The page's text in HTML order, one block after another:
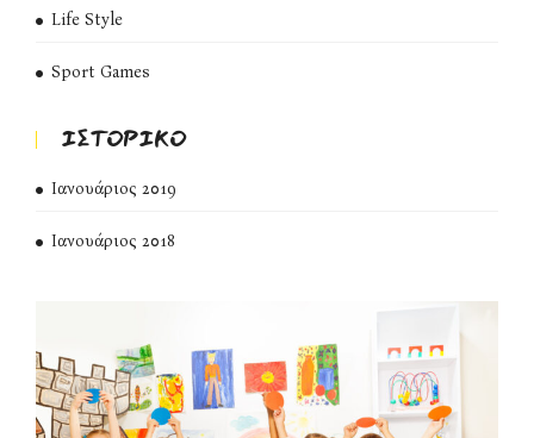
Life Style
Sport Games
ΙΣΤΟΡΙΚΌ
Ιανουάριος 2019
Ιανουάριος 2018